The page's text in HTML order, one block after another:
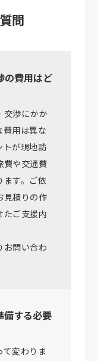
問
の費用はど
交渉にかか
費用は異な
トが現地訪
費や交通費
ます。ご依
見積りの作
たご支援内
お問い合わ
備する必要
変わりま